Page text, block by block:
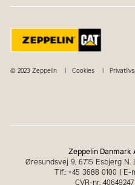
© 2023 Zeppelin Cookies
Zeppelin Danmark
Øresundsvej 9, 6715 Esbjerg N.
Tlf.: +45 3688 0100
E-
CVR-nr. 40649247